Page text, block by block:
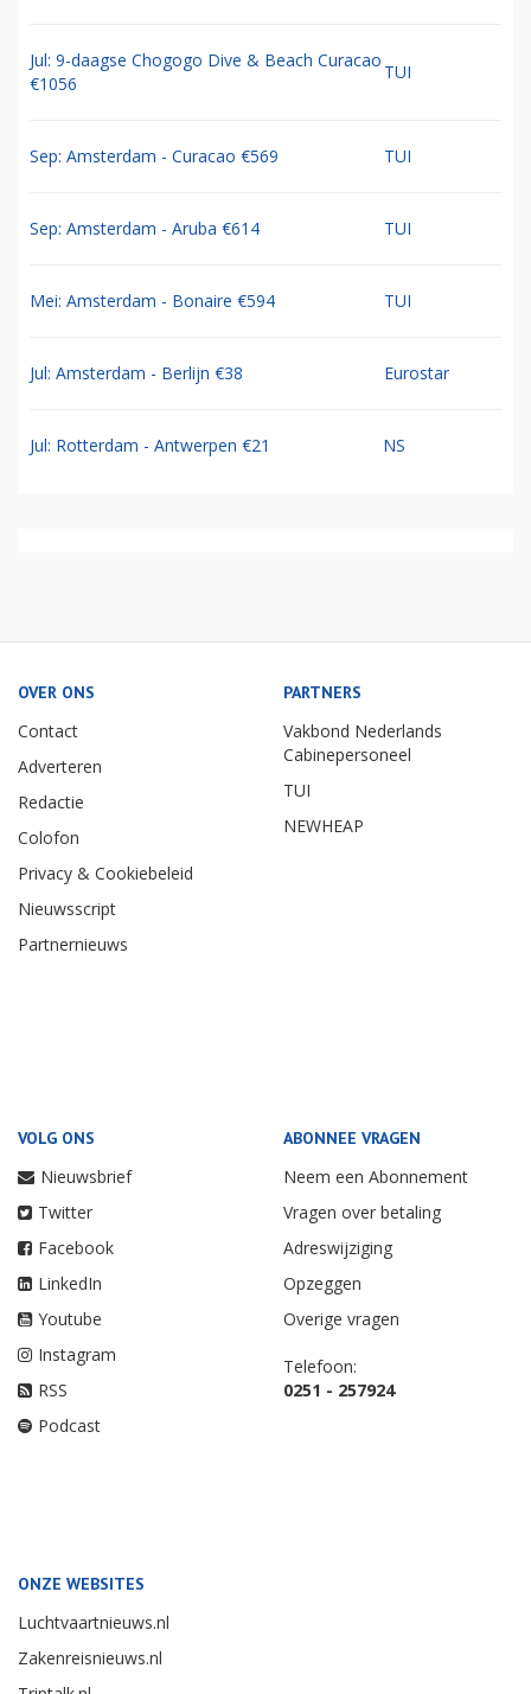
Jul: 9-daagse Chogogo Dive & Beach Curacao
€1056
TUI
Sep: Amsterdam - Curacao €569 TUI
Sep: Amsterdam - Aruba €614 TUI
Mei: Amsterdam - Bonaire €594 TUI
Jul: Amsterdam - Berlijn €38 Eurostar
Jul: Rotterdam - Antwerpen €21 NS
OVER ONS
Contact
Adverteren
Redactie
Colofon
Privacy & Cookiebeleid
Nieuwsscript
Partnernieuws
PARTNERS
Vakbond Nederlands
Cabinepersoneel
TUI
NEWHEAP
VOLG ONS
Nieuwsbrief
Twitter
Facebook
LinkedIn
Youtube
Instagram
RSS
Podcast
ABONNEE VRAGEN
Neem een Abonnement
Vragen over betaling
Adreswijziging
Opzeggen
Overige vragen
Telefoon:
0251 - 257924
ONZE WEBSITES
Luchtvaartnieuws.nl
Zakenreisnieuws.nl